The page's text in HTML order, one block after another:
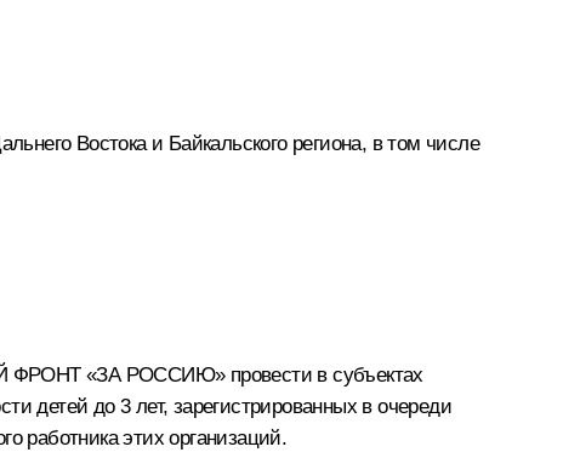
Востока и Байкальского региона, в том числе
ФРОНТ «ЗА РОССИЮ» провести в субъектах
детей до 3 лет, зарегистрированных в очереди
работника этих организаций.